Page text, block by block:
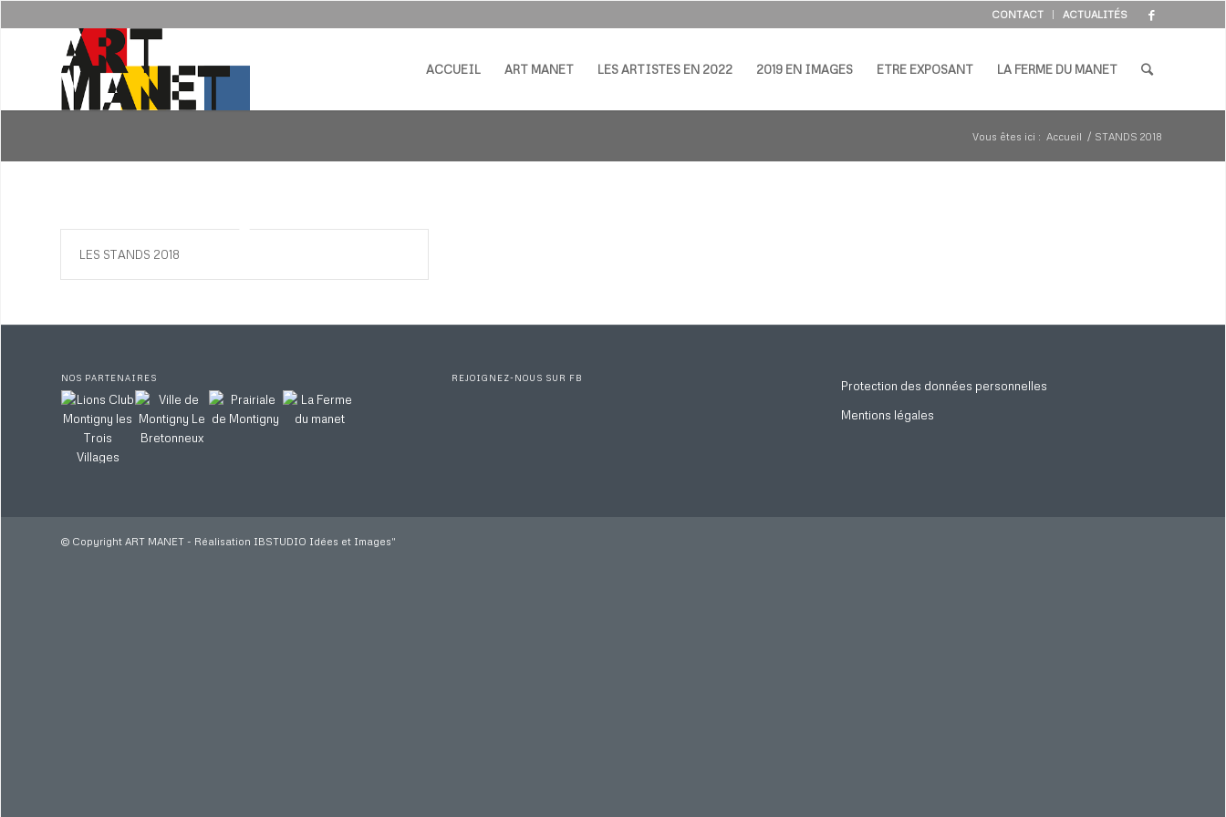
CONTACT ACTUALITÉS
ACCUEIL ART MANET LES ARTISTES EN 2022 2019 EN IMAGES ETRE EXPOSANT LA FERME DU MANET
Vous êtes ici : Accueil / STANDS 2018
LES STANDS 2018
NOS PARTENAIRES REJOIGNEZ-NOUS SUR FB
Protection des données personnelles
Mentions légales
© Copyright ART MANET - Réalisation IBSTUDIO Idées et Images"